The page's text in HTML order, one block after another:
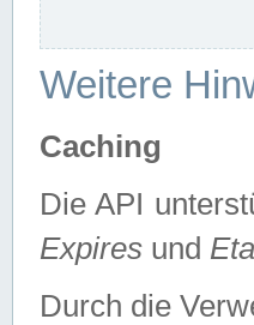
Weitere
Caching
Die API
Expires und
Durch die